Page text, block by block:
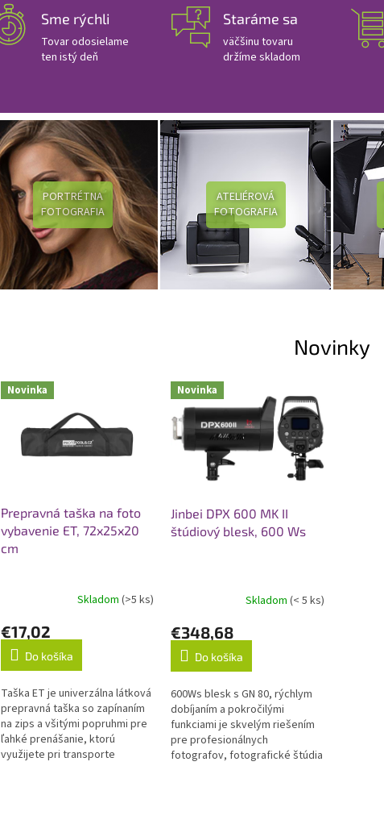
Sme rýchli
Tovar odosielame
ten istý deň
Staráme sa
väčšinu tovaru
držíme skladom
PORTRÉTNA
FOTOGRAFIA
ATELIÉROVÁ
FOTOGRAFIA
Novinky
Novinka
Prepravná taška na foto
vybavenie ET, 72x25x20
cm
Skladom (>5 ks)
€17,02
Do košíka
Taška ET je univerzálna látková
prepravná taška so zapínaním
na zips a všitými popruhmi pre
ľahké prenášanie, ktorú
využijete pri transporte
Novinka
Jinbei DPX 600 MK II
štúdiový blesk, 600 Ws
Skladom (< 5 ks)
€348,68
Do košíka
600Ws blesk s GN 80, rýchlym
dobíjaním a pokročilými
funkciami je skvelým riešením
pre profesionálnych
fotografov, fotografické štúdia